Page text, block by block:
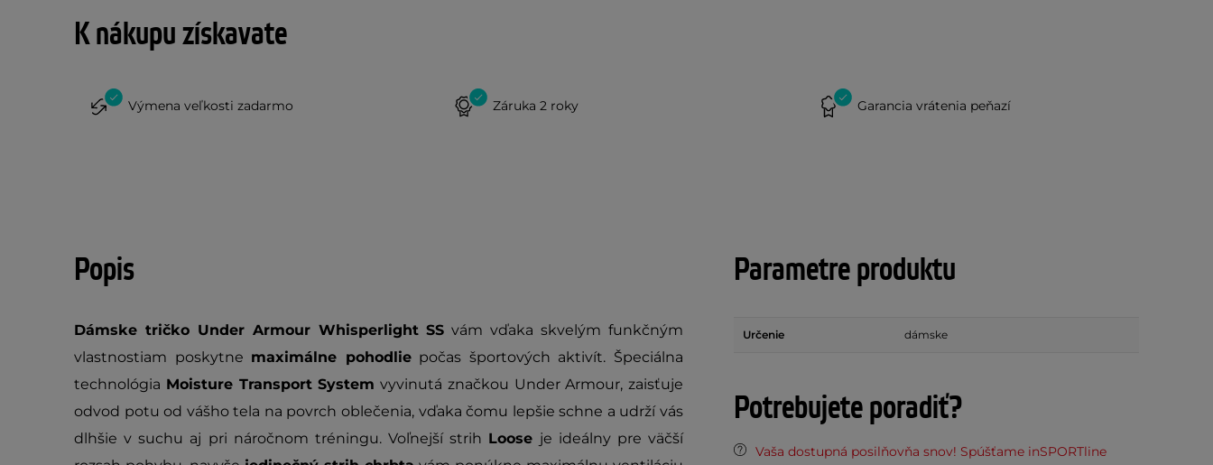
K nákupu získavate
Výmena veľkosti zadarmo Záruka 2 roky Garancia vrátenia peňazí
Popis
Dámske tričko Under Armour Whisperlight SS vám vďaka skvelým funkčným
vlastnostiam poskytne maximálne pohodliepočas športových aktivít. Špeciálna
technológia Moisture Transport System vyvinutá značkou Under Armour, zaisťuje
odvod potu od vášho tela na povrch oblečenia, vďaka čomu lepšie schne a udrží vás
dlhšie v suchu aj pri náročnom tréningu. Voľnejší strih Loose je ideálny pre väčší
Parametre produktu
Určenie dámske
Potrebujete poradiť?
Vaša dostupná posilňovňa snov! Spúšťame inSPORTline